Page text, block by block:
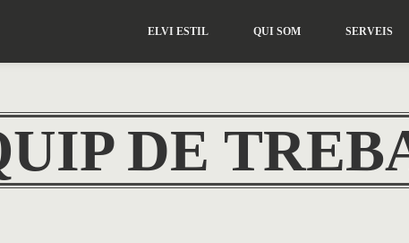
ELVI ESTIL QUI SOM SERVEIS
DE